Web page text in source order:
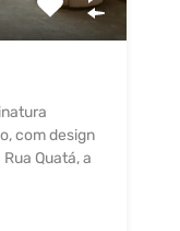
com design
Quatá, a